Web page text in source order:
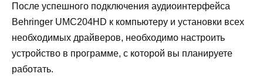
После успешного подключения аудиоинтерфейса
Behringer UMC204HD к компьютеру и установки всех
необходимых драйверов, необходимо настроить
устройство в программе, с которой вы планируете
работать.